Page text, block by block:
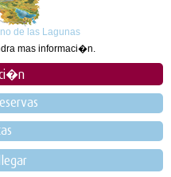
de las Lagunas
mas informaci�n.